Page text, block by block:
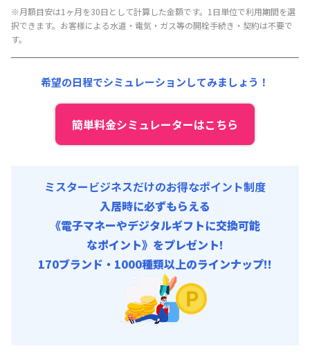
光熱費他 : 30,000円/月 (1,000円/日) (税抜)
清掃料他 :
その他費用 :
※月額目安は1ヶ月を30日として計算した金額です。1日単位で利用期間を選
択できます。お客様による水道・電気・ガス等の開栓手続き・契約は不要で
す。
希望の日程でシミュレーションしてみましょう！
簡単料金シミュレーターはこちら
ミスタービジネスだけのお得なポイント制度
入居時に必ずもらえる
《電子マネーやデジタルギフトに交換可能
なポイント》をプレゼント!
170ブランド・1000種類以上のラインナップ!!